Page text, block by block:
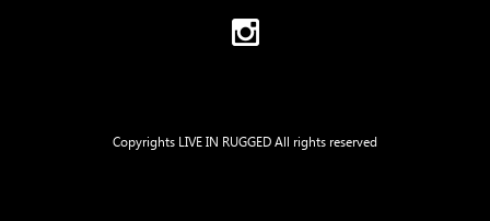
Copyrights LIVE IN RUGGED All rights reserved